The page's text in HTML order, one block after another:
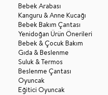
Bebek Arabası
Kanguru & Anne Kucağı
Bebek Bakım Çantası
Yenidoğan Ürün Önerileri
Bebek & Çocuk Bakım
Gıda & Beslenme
Suluk & Termos
Beslenme Çantası
Oyuncak
Eğitici Oyuncak